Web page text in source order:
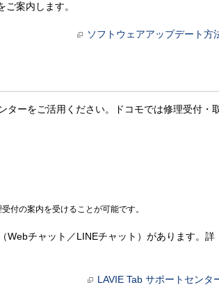
ご案内します。
ソフトウェアアップデート方
ターをご活用ください。ドコモでは修理受付・
付の案内を受けることが可能です。
Webチャット／LINEチャット）があります。詳
LAVIE Tab サポートセンタ